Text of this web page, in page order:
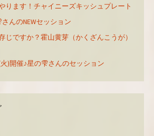
ります！チャイニーズキッシュプレート
んのNEWセッション
じですか？霍山黄芽（かくざんこうが）
)開催♪星の雫さんのセッション